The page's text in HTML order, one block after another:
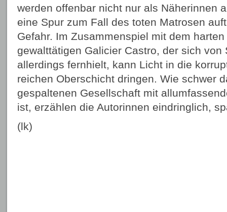
werden offenbar nicht nur als Näherinnen
eine Spur zum Fall des toten Matrosen
Gefahr. Im Zusammenspiel mit dem
gewalttätigen Galicier Castro, der sich von
allerdings fernhielt, kann Licht in die
reichen Oberschicht dringen. Wie schwer
gespaltenen Gesellschaft mit
ist, erzählen die Autorinnen eindringlich,
(lk)